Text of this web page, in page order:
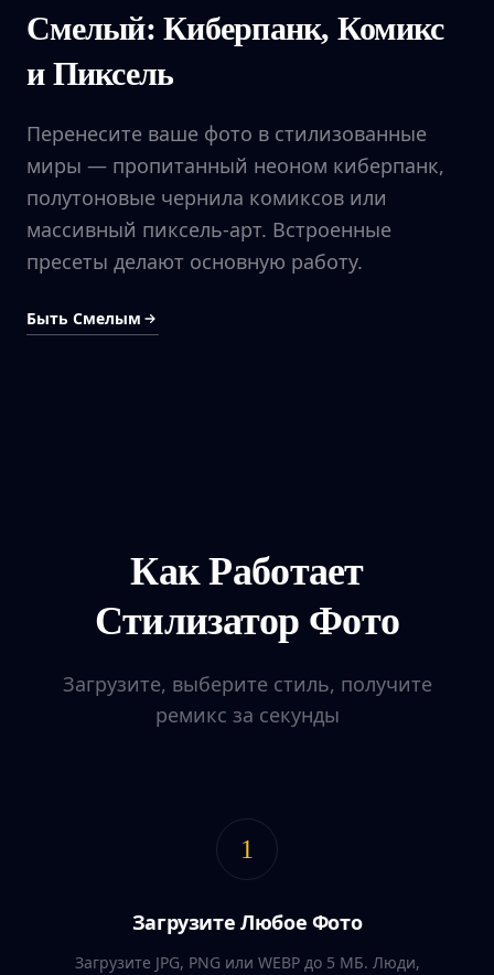
Смелый: Киберпанк, Комикс
и Пиксель
Перенесите ваше фото в стилизованные
миры — пропитанный неоном киберпанк,
полутоновые чернила комиксов или
массивный пиксель-арт. Встроенные
пресеты делают основную работу.
Быть Смелым
Как Работает
Стилизатор Фото
Загрузите, выберите стиль, получите
ремикс за секунды
1
Загрузите Любое Фото
Загрузите JPG, PNG или WEBP до 5 МБ. Люди,